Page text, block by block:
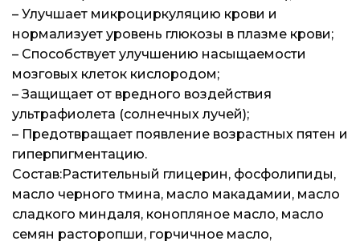
– Улучшает микроциркуляцию крови и
нормализует уровень глюкозы в плазме крови;
– Способствует улучшению насыщаемости
мозговых клеток кислородом;
– Защищает от вредного воздействия
ультрафиолета (солнечных лучей);
– Предотвращает появление возрастных пятен и
гиперпигментацию.
Состав:Растительный глицерин, фосфолипиды,
масло черного тмина, масло макадамии, масло
сладкого миндаля, конопляное масло, масло
семян расторопши, горчичное масло,